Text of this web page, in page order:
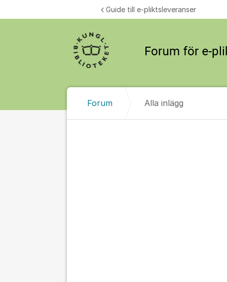
Guide till e-pliktsleveranser
Forum Alla inlägg